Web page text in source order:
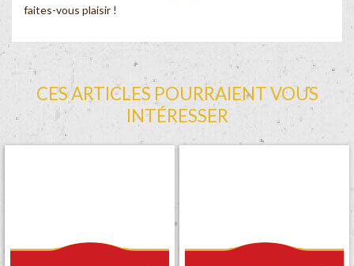
faites-vous plaisir !
CES ARTICLES POURRAIENT VOUS
INTÉRESSER